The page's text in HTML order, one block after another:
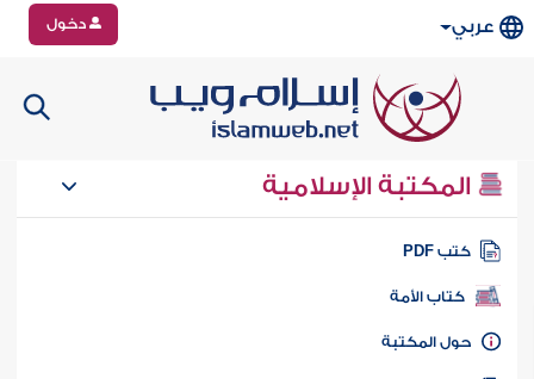
عربي دخول
المكتبة الإسلامية
كتب PDF
كتاب الأمة